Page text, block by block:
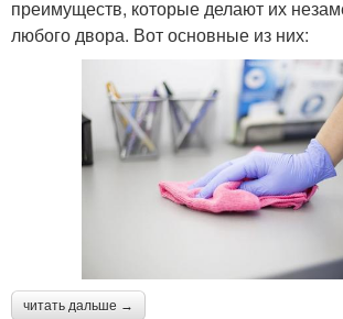
преимуществ, которые делают их
любого двора. Вот основные из них:
читать дальше →